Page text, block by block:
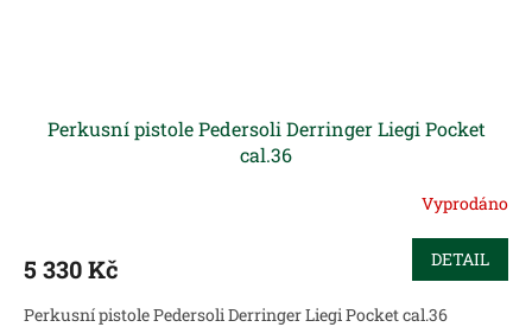
Perkusní pistole Pedersoli Derringer Liegi Pocket
cal.36
Vyprodáno
5 330 Kč DETAIL
Perkusní pistole Pedersoli Derringer Liegi Pocket cal.36